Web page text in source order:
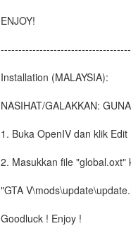
ENJOY!
Installation (MALAYSIA):
NASIHAT/GALAKKAN:
1. Buka OpenIV dan klik Edit
2. Masukkan file "global.oxt"
"GTA
Goodluck ! Enjoy !